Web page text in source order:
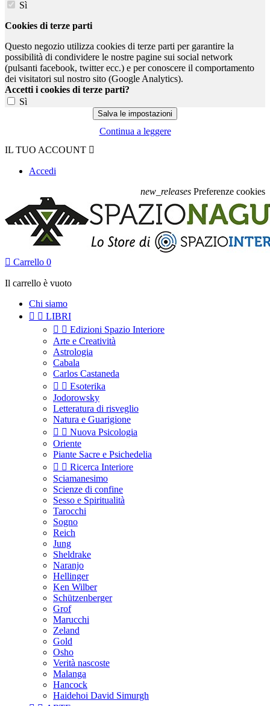
Sì
Cookies di terze parti
Questo negozio utilizza cookies di terze parti per garantire la
possibilità di condividere le nostre pagine sui social network
(pulsanti facebook, twitter ecc.) e per conoscere il comportamento
dei visitatori sul nostro sito (Google Analytics).
Accetti i cookies di terze parti?
Sì
Continua a leggere
IL TUO ACCOUNT 
Accedi
new_releases Preferenze cookies
 Carrello 0
Il carrello è vuoto
Chi siamo
  LIBRI
  Edizioni Spazio Interiore
Arte e Creatività
Astrologia
Cabala
Carlos Castaneda
  Esoterika
Jodorowsky
Letteratura di risveglio
Natura e Guarigione
  Nuova Psicologia
Oriente
Piante Sacre e Psichedelia
  Ricerca Interiore
Sciamanesimo
Scienze di confine
Sesso e Spiritualità
Tarocchi
Sogno
Reich
Jung
Sheldrake
Naranjo
Hellinger
Ken Wilber
Schützenberger
Grof
Marucchi
Zeland
Gold
Osho
Verità nascoste
Malanga
Hancock
Haidehoi David Simurgh